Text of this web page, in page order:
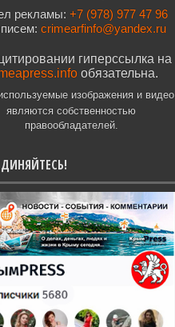
рекламы: +7 (978) 977 47 96
crimearfinfo@yandex.ru
гиперссылка на
обязательна.
изображения и видео
являются собственностью
правообладателей.